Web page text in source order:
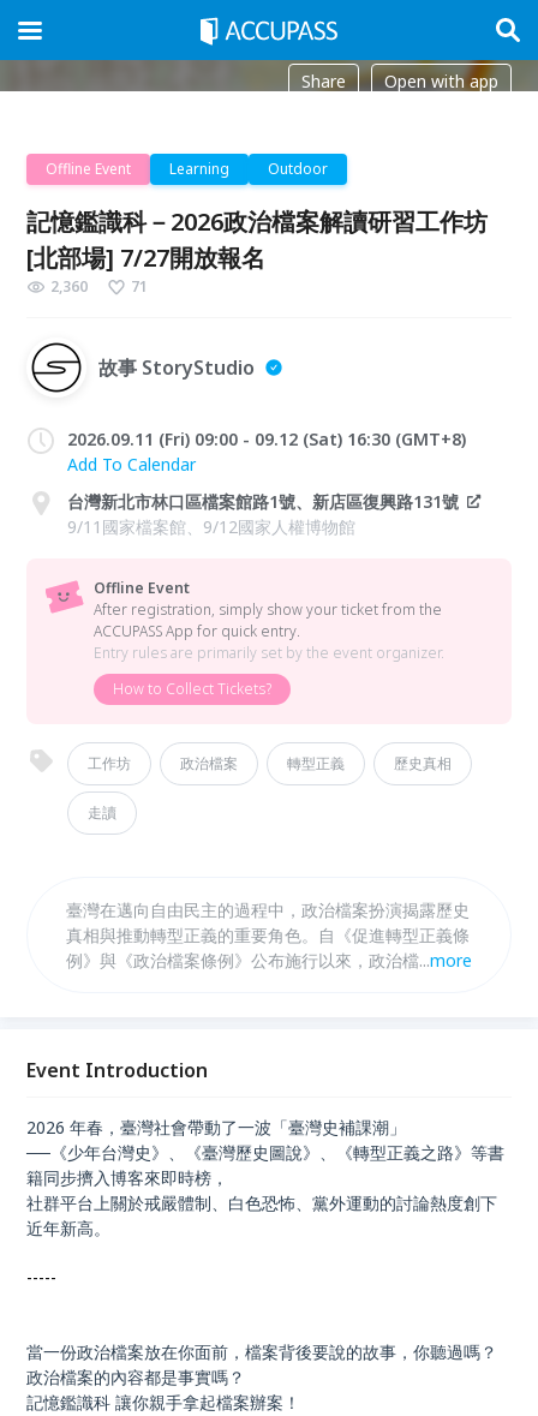
Share Open with app
Offline Event Learning Outdoor
記憶鑑識科－2026政治檔案解讀研習工作坊
[北部場] 7/27開放報名
2,360 71
故事 StoryStudio
2026.09.11 (Fri) 09:00 - 09.12 (Sat) 16:30 (GMT+8)
Add To Calendar
台灣新北市林口區檔案館路1號、新店區復興路131號
9/11國家檔案館、9/12國家人權博物館
Offline Event
After registration, simply show your ticket from the
ACCUPASS App for quick entry.
Entry rules are primarily set by the event organizer.
How to Collect Tickets?
工作坊 政治檔案 轉型正義 歷史真相
走讀
臺灣在邁向自由民主的過程中，政治檔案扮演揭露歷史
真相與推動轉型正義的重要角色。自《促進轉型正義條
例》與《政治檔案條例》公布施行以來，政治檔案的開
合作推動「政治檔案解讀研習工作坊」計畫，希望以
轉型正義觀念在社會各層面扎根。
...more
Event Introduction
2026 年春，臺灣社會帶動了一波「臺灣史補課潮」
──《少年台灣史》、《臺灣歷史圖說》、《轉型正義之路》等書
籍同步擠入博客來即時榜，
社群平台上關於戒嚴體制、白色恐怖、黨外運動的討論熱度創下
近年新高。
-----
當一份政治檔案放在你面前，檔案背後要說的故事，你聽過嗎？
政治檔案的內容都是事實嗎？
記憶鑑識科 讓你親手拿起檔案辦案！